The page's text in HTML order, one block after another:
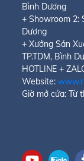
Bình Dương
+ Showroom 2:
Dương
+ Xưởng Sản
TP.TDM, Bình
HOTLINE +
Website:
Giờ mở cửa: Từ